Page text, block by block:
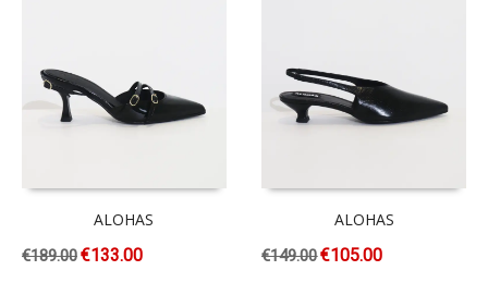
ALOHAS
€189.00€133.00
ALOHAS
€149.00€105.00